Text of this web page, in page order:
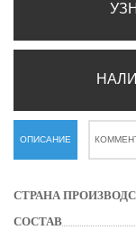
ОПИСАНИЕ
СТРАНА
СОСТАВ